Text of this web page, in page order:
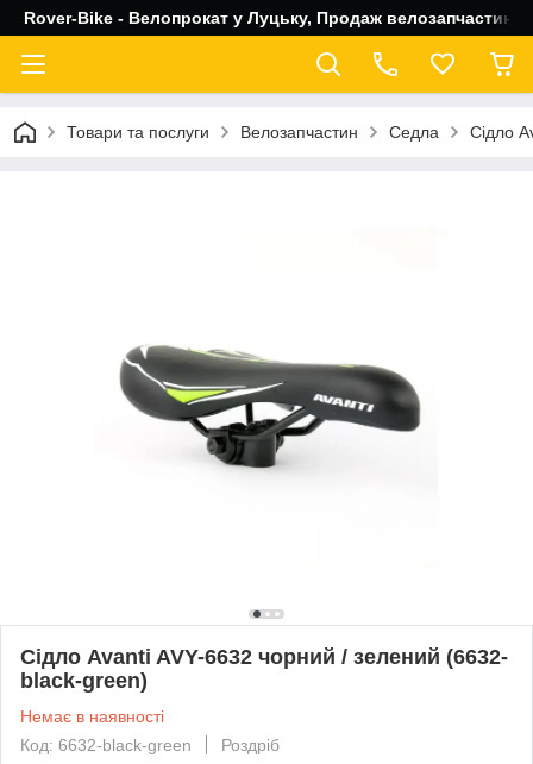
Rover-Bike - Велопрокат у Луцьку, Продаж велозапчастин,
Товари та послуги Велозапчастин Седла Сідло
Сідло Avanti AVY-6632 чорний / зелений (6632-
black-green)
Немає в наявності
Код: 6632-black-green
Роздріб